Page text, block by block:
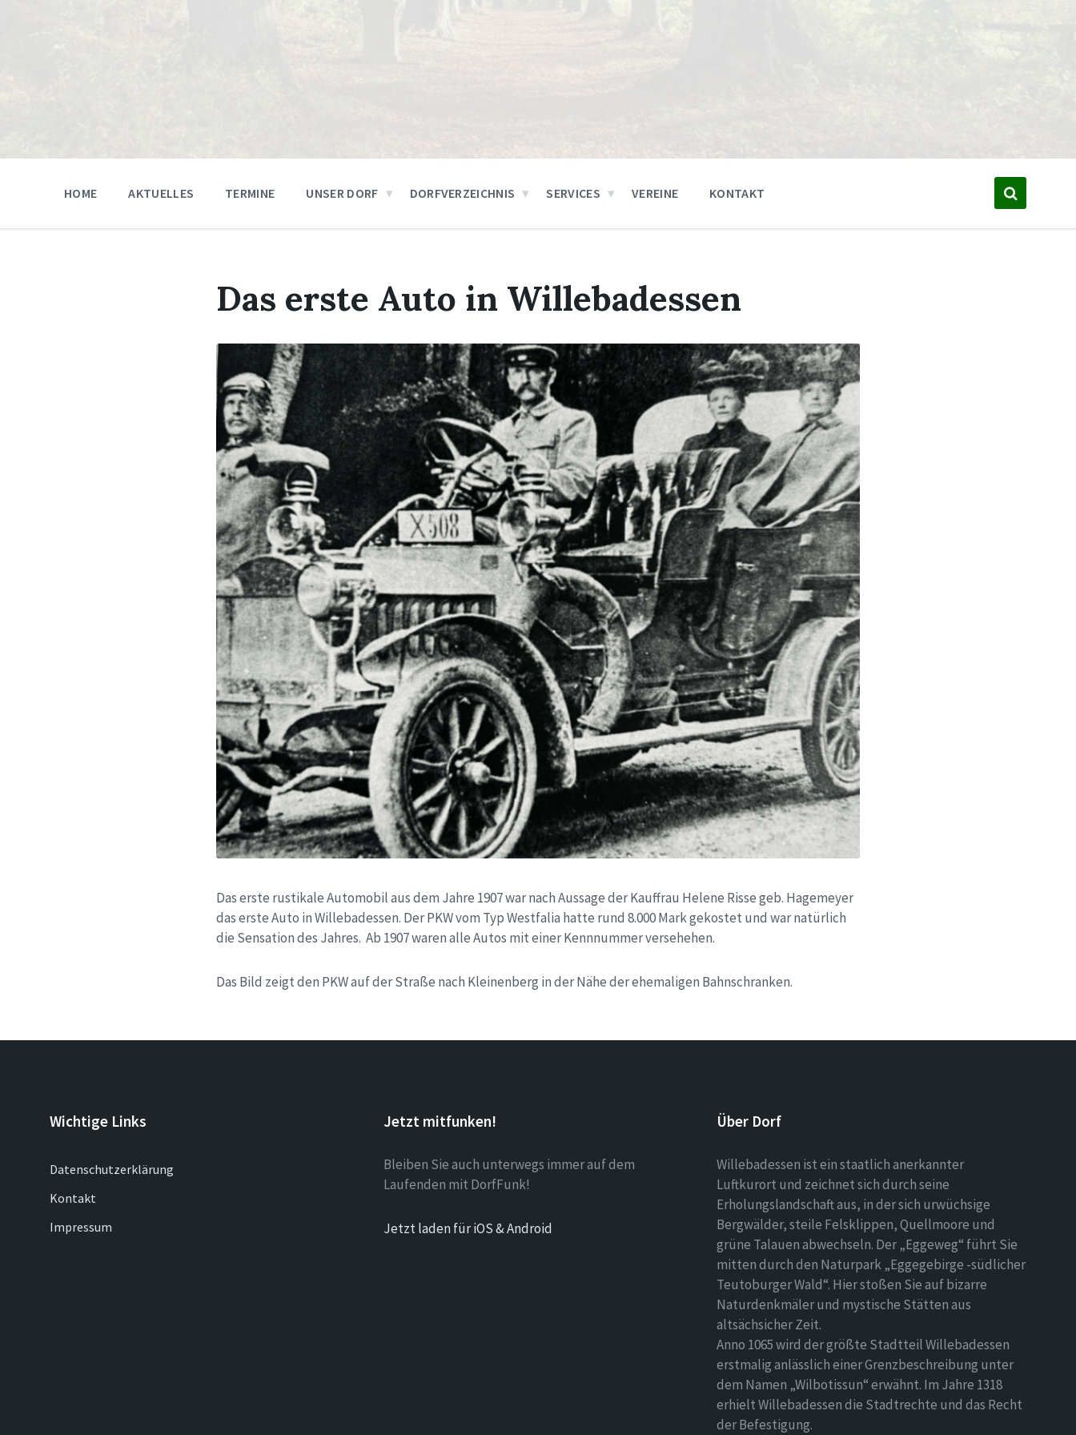
HOME AKTUELLES TERMINE UNSER DORF DORFVERZEICHNIS SERVICES VEREINE KONTAKT
Das erste Auto in Willebadessen
Das erste rustikale Automobil aus dem Jahre 1907 war nach Aussage der Kauffrau Helene Risse geb. Hagemeyer
das erste Auto in Willebadessen. Der PKW vom Typ Westfalia hatte rund 8.000 Mark gekostet und war natürlich
die Sensation des Jahres. Ab 1907 waren alle Autos mit einer Kennnummer versehehen.
Das Bild zeigt den PKW auf der Straße nach Kleinenberg in der Nähe der ehemaligen Bahnschranken.
Wichtige Links
Datenschutzerklärung
Kontakt
Impressum
Jetzt mitfunken!
Bleiben Sie auch unterwegs immer auf dem
Laufenden mit DorfFunk!
Jetzt laden für iOS & Android
Über Dorf
Willebadessen ist ein staatlich anerkannter
Luftkurort und zeichnet sich durch seine
Erholungslandschaft aus, in der sich urwüchsige
Bergwälder, steile Felsklippen, Quellmoore und
grüne Talauen abwechseln. Der „Eggeweg“ führt Sie
mitten durch den Naturpark „Eggegebirge -südlicher
Teutoburger Wald“. Hier stoßen Sie auf bizarre
Naturdenkmäler und mystische Stätten aus
altsächsicher Zeit.
Anno 1065 wird der größte Stadtteil Willebadessen
erstmalig anlässlich einer Grenzbeschreibung unter
dem Namen „Wilbotissun“ erwähnt. Im Jahre 1318
erhielt Willebadessen die Stadtrechte und das Recht
der Befestigung.